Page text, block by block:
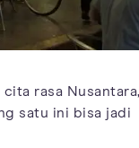
rasa
satu ini bisa jadi